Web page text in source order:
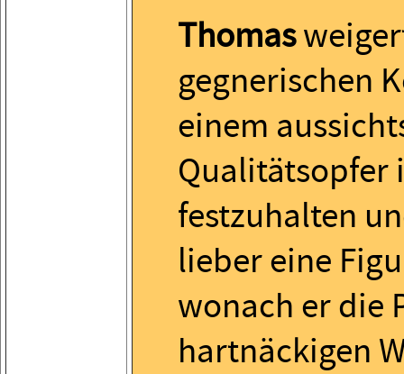
Thomas
gegnerischen
einem
Qualitätsopfer
festzuhalten
lieber eine
wonach er die
hartnäckigen